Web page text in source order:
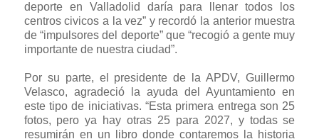
deporte en Valladolid daría para llenar todos los
centros civicos a la vez” y recordó la anterior muestra
de “impulsores del deporte” que “recogió a gente muy
importante de nuestra ciudad”.
Por su parte, el presidente de la APDV, Guillermo
Velasco, agradeció la ayuda del Ayuntamiento en
este tipo de iniciativas. “Esta primera entrega son 25
fotos, pero ya hay otras 25 para 2027, y todas se
resumirán en un libro donde contaremos la historia